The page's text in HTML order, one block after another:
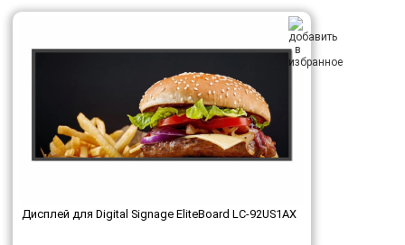
Дисплей для Digital Signage EliteBoard LC-92US1AX